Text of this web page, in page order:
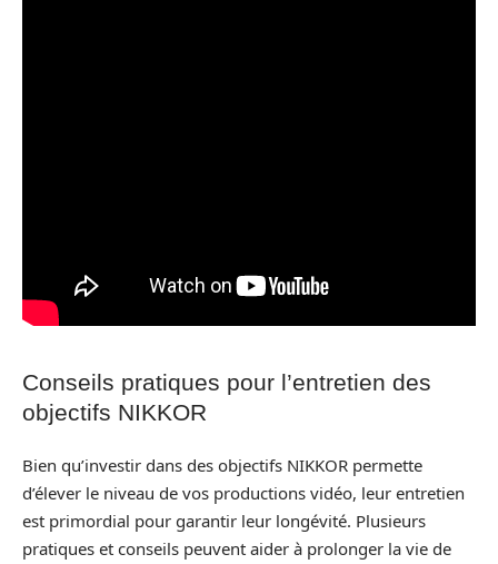
Conseils pratiques pour l’entretien des
objectifs NIKKOR
Bien qu’investir dans des objectifs NIKKOR permette
d’élever le niveau de vos productions vidéo, leur entretien
est primordial pour garantir leur longévité. Plusieurs
pratiques et conseils peuvent aider à prolonger la vie de